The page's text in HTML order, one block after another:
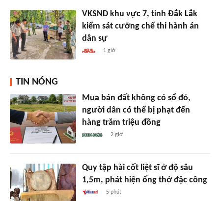
VKSND khu vực 7, tỉnh Đắk Lắk
kiểm sát cưỡng chế thi hành án
dân sự
1 giờ
TIN NÓNG
Mua bán đất không có sổ đỏ,
người dân có thể bị phạt đến
hàng trăm triệu đồng
2 giờ
Quy tập hài cốt liệt sĩ ở độ sâu
1,5m, phát hiện ống thở đặc công
5 phút